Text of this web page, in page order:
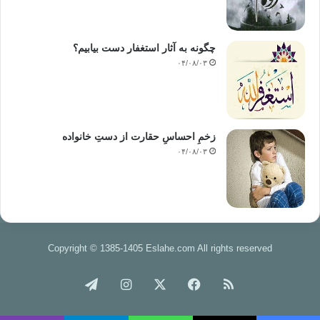
خلقت اين جهان، لوازم پيدايش حيات و زندگي و برآوردن احتياجات و نيازمنديهاي آن و
موجودات زنده و همچنين حفظ و حراست آنها از نيستي و هلاكت، كاملاً رعايت شده
است.
به اين زمين بنگريد:
فصلت 10 روي زمين لنگر ها قرار داد و در آن بركت نهاد و خوردني ها در آن مقرر
فرمود.
نحل 15 لنگرها در زمين افكند تا شما را نلرزاند.
آن
چگونه به آثار استغفار دست بیابیم؟
۰۴/۰۸/۰۳
زخمِ احساسِ حقارت از دستِ خانواده
۰۴/۰۸/۰۳
Copyright © 1385-1405 Eslahe.com All rights reserved
خوراک فیس اینستاگرام